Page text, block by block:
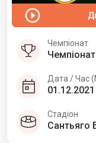
Чемпіонат
Чемпіонат
Дата / Час
Стадіон
Сантьяго